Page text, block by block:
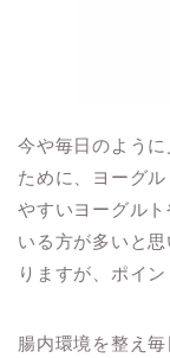
今や毎日のように
ために、ヨーグ
やすいヨーグル
いる方が多いと
りますが、ポイ
腸内環境を整え